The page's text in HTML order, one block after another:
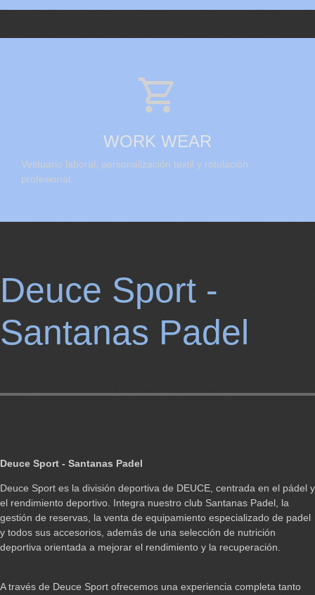

WORK WEAR
Vestuario laboral, personalización textil y rotulación
profesional.
Deuce Sport -
Santanas Padel
Deuce Sport - Santanas Padel
Deuce Sport es la división deportiva de DEUCE, centrada en el pádel y
el rendimiento deportivo. Integra nuestro club Santanas Padel, la
gestión de reservas, la venta de equipamiento especializado de padel
y todos sus accesorios, además de una selección de nutrición
deportiva orientada a mejorar el rendimiento y la recuperación.
A través de Deuce Sport ofrecemos una experiencia completa tanto